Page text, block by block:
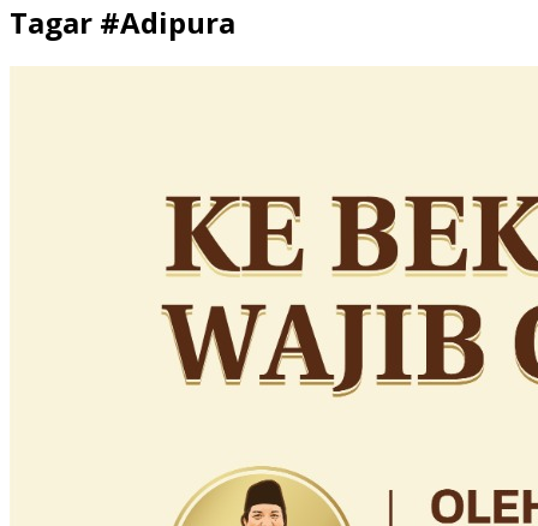
Tagar #Adipura